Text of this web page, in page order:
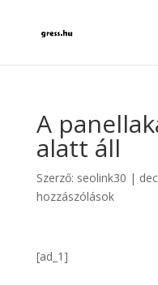
A
alatt áll
Szerző: seolink30 |
hozzászólások
[ad_1]